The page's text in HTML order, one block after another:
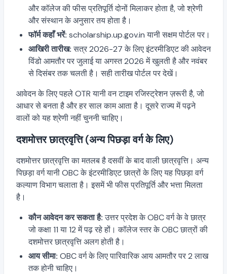
और कॉलेज की फीस प्रतिपूर्ति दोनों मिलाकर होता है, जो श्रेणी
और संस्थान के अनुसार तय होता है।
फॉर्म कहाँ भरें: scholarship.up.gov.in यानी सक्षम पोर्टल पर।
आखिरी तारीख:सत्र 2026-27 के लिए इंटरमीडिएट की आवेदन
विंडो आमतौर पर जुलाई या अगस्त 2026 में खुलती है और नवंबर
से दिसंबर तक चलती है। सही तारीख पोर्टल पर देखें।
आवेदन के लिए पहले OTR यानी वन टाइम रजिस्ट्रेशन ज़रूरी है, जो
आधार से बनता है और हर साल काम आता है। दूसरे राज्य में पढ़ने
वालों को यह श्रेणी नहीं चुननी चाहिए।
दशमोत्तर छात्रवृत्ति (अन्य पिछड़ा वर्ग के लिए)
दशमोत्तर छात्रवृत्ति का मतलब है दसवीं के बाद वाली छात्रवृत्ति। अन्य
पिछड़ा वर्ग यानी OBC के इंटरमीडिएट छात्रों के लिए यह पिछड़ा वर्ग
कल्याण विभाग चलाता है। इसमें भी फीस प्रतिपूर्ति और भत्ता मिलता
है।
कौन आवेदन कर सकता है:उत्तर प्रदेश के OBC वर्ग के वे छात्र
जो कक्षा 11 या 12 में पढ़ रहे हों। कॉलेज स्तर के OBC छात्रों की
दशमोत्तर छात्रवृत्ति अलग होती है।
आय सीमा: OBC वर्ग के लिए पारिवारिक आय आमतौर पर 2 लाख
तक होनी चाहिए।